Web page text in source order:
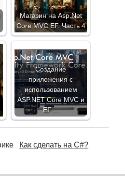
Магазин на Asp.Net
Core MVC EF. Часть 4
Создание
приложения с
использованием
ASP.NET Core MVC и
EF…
Как сделать на C#?